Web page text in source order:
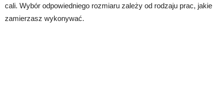
cali. Wybór odpowiedniego rozmiaru zależy od rodzaju prac, jakie
zamierzasz wykonywać.